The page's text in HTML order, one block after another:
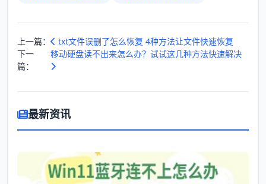
上一篇：
txt文件误删了怎么恢复 4种方法让文件快速恢复
下一
篇：
移动硬盘读不出来怎么办？试试这几种方法快速解决
最新资讯